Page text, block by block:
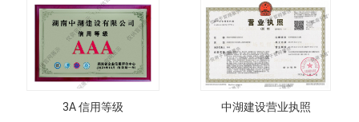
3A 信用等级 中湖建设营业执照